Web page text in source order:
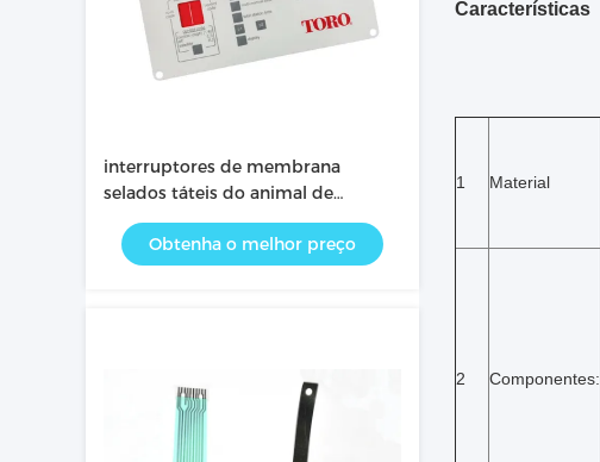
interruptores de membrana
selados táteis do animal de
estimação de 24V 115*130mm
Obtenha o melhor preço
Características
1 Material
2 Componentes: